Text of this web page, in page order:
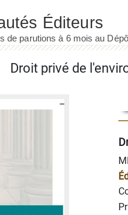
Droit privé de